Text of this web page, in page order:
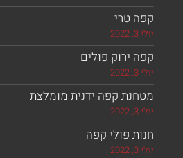
ירוק פולים
קפה ידנית מומלצת
פולי קפה